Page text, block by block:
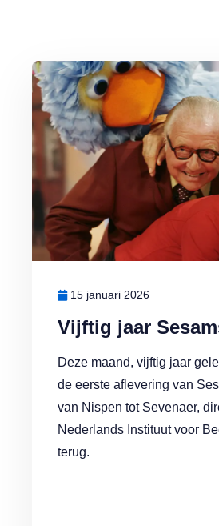
Vijftig jaar
15 januari 2026
Deze maand, vijftig jaar
de eerste aflevering van
van Nispen tot Sevenaer,
Nederlands Instituut voor
terug.
Lees meer over Vijftig jaar